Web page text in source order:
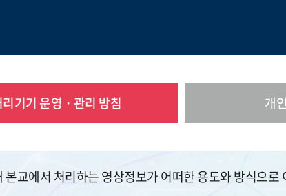
기기 운영 · 관리 방침 개
교에서 처리하는 영상정보가 어떠한 용도와 방식으로